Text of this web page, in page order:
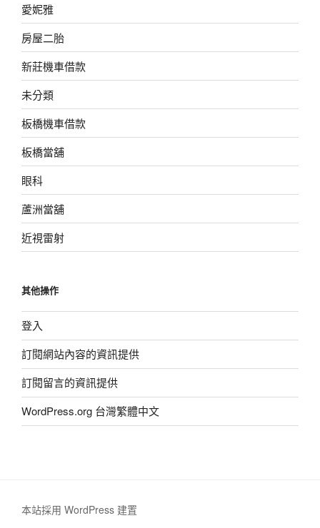
愛妮雅
房屋二胎
新莊機車借款
未分類
板橋機車借款
板橋當舖
眼科
蘆洲當舖
近視雷射
其他操作
登入
訂閱網站內容的資訊提供
訂閱留言的資訊提供
WordPress.org 台灣繁體中文
本站採用 WordPress 建置